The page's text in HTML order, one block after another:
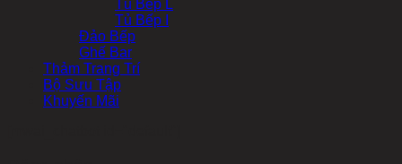
Tủ Bếp L
Tủ Bếp I
Đảo Bếp
Ghế Bar
Thảm Trang Trí
Bộ Sưu Tập
Khuyến Mãi